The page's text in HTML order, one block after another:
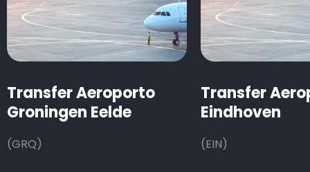
Transfer Aeroporto
Groningen Eelde
(GRQ)
Transfer
Eindhoven
(EIN)